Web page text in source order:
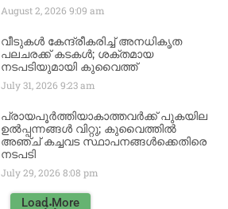
August 2, 20269:09 am
വീടുകൾ കേന്ദ്രീകരിച്ച് അനധികൃത
പലചരക്ക് കടകൾ; ശക്തമായ
നടപടിയുമായി കുവൈത്ത്
July 31, 20269:23 am
പ്രായപൂർത്തിയാകാത്തവർക്ക് പുകയില
ഉൽപ്പന്നങ്ങൾ വിറ്റു; കുവൈത്തിൽ
അഞ്ച് കച്ചവട സ്ഥാപനങ്ങൾക്കെതിരെ
നടപടി
July 29, 20268:08 pm
Load More